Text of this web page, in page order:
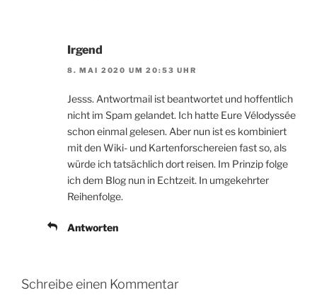
Irgend
8. MAI 2020 UM 20:53 UHR
Jesss. Antwortmail ist beantwortet und hoffentlich
nicht im Spam gelandet. Ich hatte Eure Vélodyssée
schon einmal gelesen. Aber nun ist es kombiniert
mit den Wiki- und Kartenforschereien fast so, als
würde ich tatsächlich dort reisen. Im Prinzip folge
ich dem Blog nun in Echtzeit. In umgekehrter
Reihenfolge.
Antworten
Schreibe einen Kommentar